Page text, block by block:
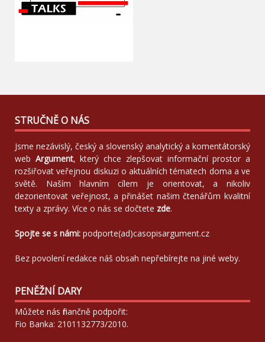
STRUČNĚ O NÁS
Jsme nezávislý, český a slovenský analytický a komentátorský
web Argument, který chce zlepšovat informační prostor a
rozšiřovat veřejnou diskuzi o aktuálních tématech doma a ve
světě. Naším hlavním cílem je orientovat, a nikoliv
dezorientovat veřejnost, a přinášet našim čtenářům kvalitní
texty a zprávy. Více o nás se dočtete zde.
Spojte se s námi: podporte(ad)casopisargument.cz
Bez povolení redakce náš obsah nepřebírejte na jiné weby.
PENĚŽNÍ DARY
Můžete nás finančně podpořit:
Fio Banka: 2101132773/2010.